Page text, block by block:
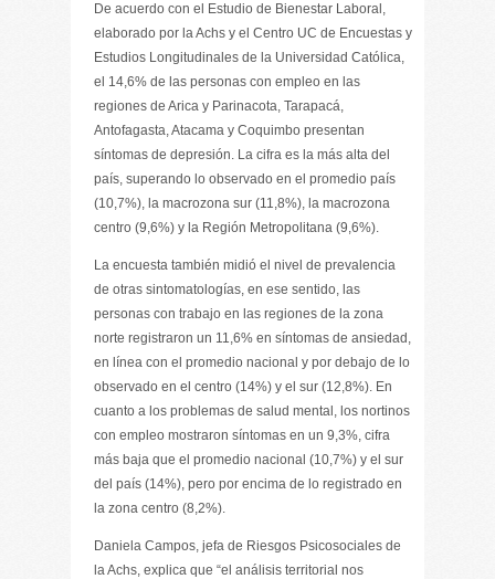
De acuerdo con el Estudio de Bienestar Laboral,
elaborado por la Achs y el Centro UC de Encuestas y
Estudios Longitudinales de la Universidad Católica,
el 14,6% de las personas con empleo en las
regiones de Arica y Parinacota, Tarapacá,
Antofagasta, Atacama y Coquimbo presentan
síntomas de depresión. La cifra es la más alta del
país, superando lo observado en el promedio país
(10,7%), la macrozona sur (11,8%), la macrozona
centro (9,6%) y la Región Metropolitana (9,6%).
La encuesta también midió el nivel de prevalencia
de otras sintomatologías, en ese sentido, las
personas con trabajo en las regiones de la zona
norte registraron un 11,6% en síntomas de ansiedad,
en línea con el promedio nacional y por debajo de lo
observado en el centro (14%) y el sur (12,8%). En
cuanto a los problemas de salud mental, los nortinos
con empleo mostraron síntomas en un 9,3%, cifra
más baja que el promedio nacional (10,7%) y el sur
del país (14%), pero por encima de lo registrado en
la zona centro (8,2%).
Daniela Campos, jefa de Riesgos Psicosociales de
la Achs, explica que “el análisis territorial nos